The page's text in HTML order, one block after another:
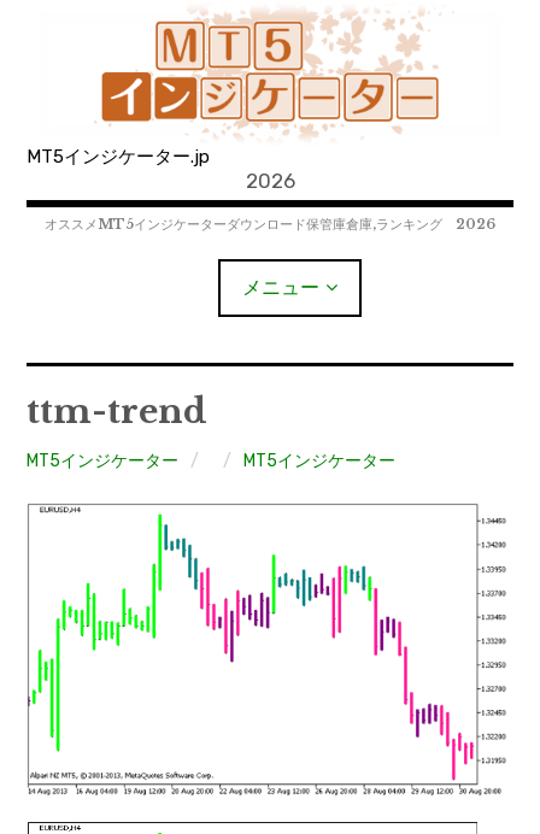
MT5インジケーター.jp
2026
オススメMT5インジケーターダウンロード保管庫倉庫,ランキング 2026
メニュー
MT4EAﾀﾞｳﾝﾛｰﾄﾞ
MT5EAﾀﾞｳﾝﾛｰﾄﾞ
MT4インジケーター
mqファイルをexファイルにする方法
ttm-trend
MT5インジケーター MT5インジケーター